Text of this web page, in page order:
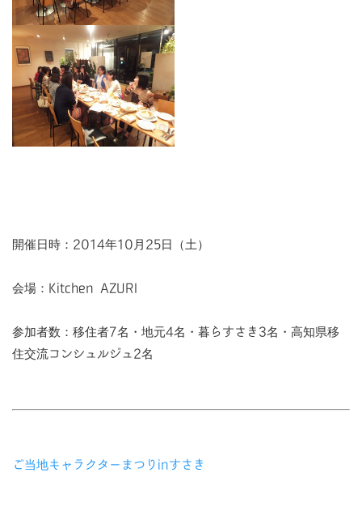
開催日時：2014年10月25日（土）
会場：Kitchen AZURI
参加者数：移住者7名・地元4名・暮らすさき3名・高知県移
住交流コンシュルジュ2名
ご当地キャラクターまつりinすさき